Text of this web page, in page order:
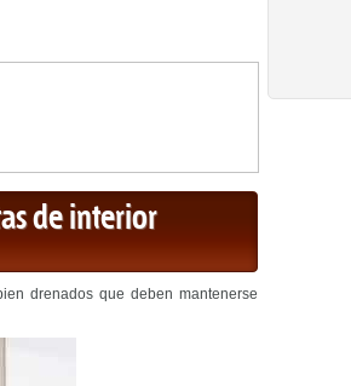
de interior
drenados que deben mantenerse